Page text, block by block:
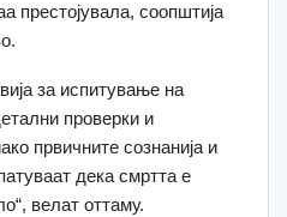
престојувала, соопштија
за испитување на
проверки и
првичните сознанија и
дека смртта е
велат оттаму.